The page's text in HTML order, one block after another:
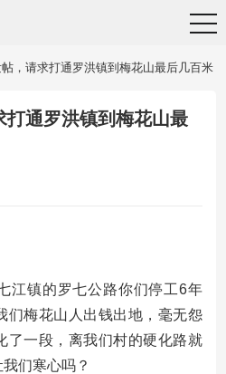
，请求打通罗洪镇到梅花山最后几百米
打通罗洪镇到梅花山最
江镇的罗七公路你们停工6年
们梅花山人出钱出地，毫无怨
了一段，离我们村的硬化路就
们寒心吗？